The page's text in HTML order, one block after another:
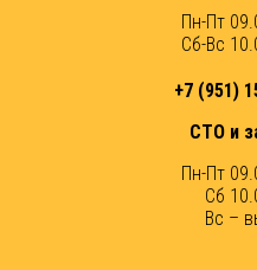
Пн-Пт
Сб-Вс
+7 (951)
СТО и
Пн-Пт
Сб
Вс –